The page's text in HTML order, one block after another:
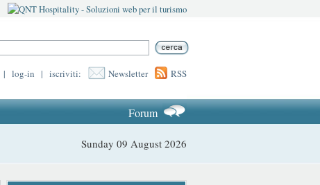
| log-in | iscriviti: Newsletter RSS
Forum
Sunday 09 August 2026